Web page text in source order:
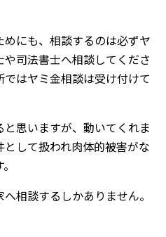
にも、相談するのは必ずヤ
司法書士へ相談してくださ
はヤミ金相談は受け付けて
思いますが、動いてくれま
して扱われ肉体的被害がな
相談するしかありません。